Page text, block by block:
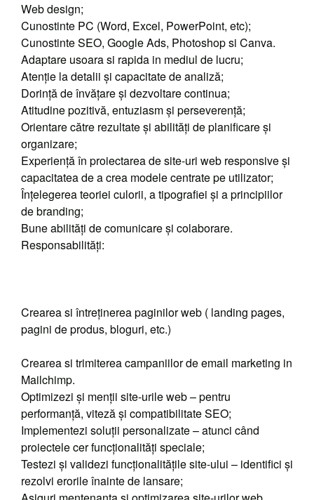
Web design;
Cunostinte PC (Word, Excel, PowerPoint, etc);
Cunostinte SEO, Google Ads, Photoshop si Canva.
Adaptare usoara si rapida in mediul de lucru;
Atenție la detalii și capacitate de analiză;
Dorință de învățare și dezvoltare continua;
Atitudine pozitivă, entuziasm și perseverență;
Orientare către rezultate și abilități de planificare și
organizare;
Experiență în proiectarea de site-uri web responsive și
capacitatea de a crea modele centrate pe utilizator;
Înțelegerea teoriei culorii, a tipografiei și a principiilor
de branding;
Bune abilități de comunicare și colaborare.
Responsabilități:
Crearea si întreținerea paginilor web ( landing pages,
pagini de produs, bloguri, etc.)
Crearea si trimiterea campaniilor de email marketing in
Mailchimp.
Optimizezi și menții site-urile web – pentru
performanță, viteză și compatibilitate SEO;
Implementezi soluții personalizate – atunci când
proiectele cer funcționalități speciale;
Testezi și validezi funcționalitățile site-ului – identifici și
rezolvi erorile înainte de lansare;